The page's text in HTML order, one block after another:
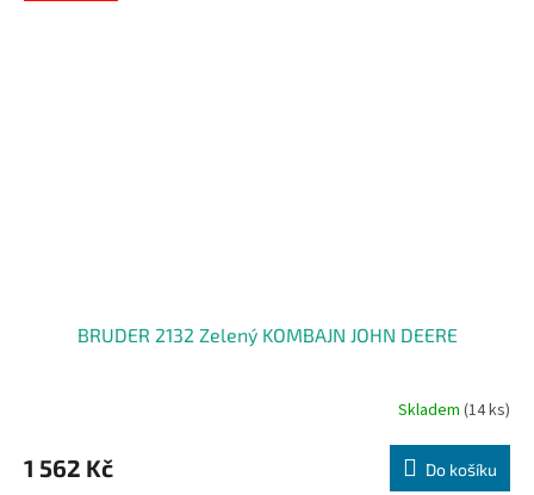
BRUDER 2132 Zelený KOMBAJN JOHN DEERE
produktu
je
Skladem(14 ks)
1 562 Kč Do košíku